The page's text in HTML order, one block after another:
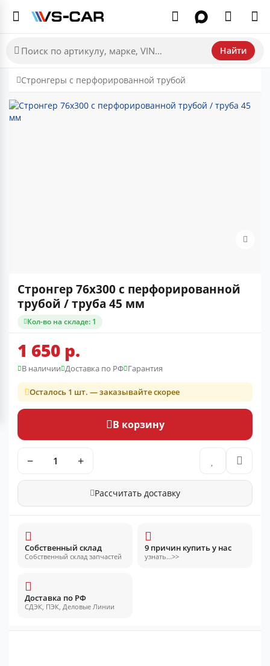
Найти
Стронгеры с перфорированной трубой
Стронгер 76x300 с перфорированной
трубой / труба 45 мм
Кол-во на складе: 1
1 650 р.
В наличии Доставка по РФ Гарантия
Осталось 1 шт. — заказывайте скорее
В корзину
− +
Рассчитать доставку
Собственный склад
Собственный склад запчастей
9 причин купить у нас
узнать...>>
Доставка по РФ
СДЭК, ПЭК, Деловые Линии